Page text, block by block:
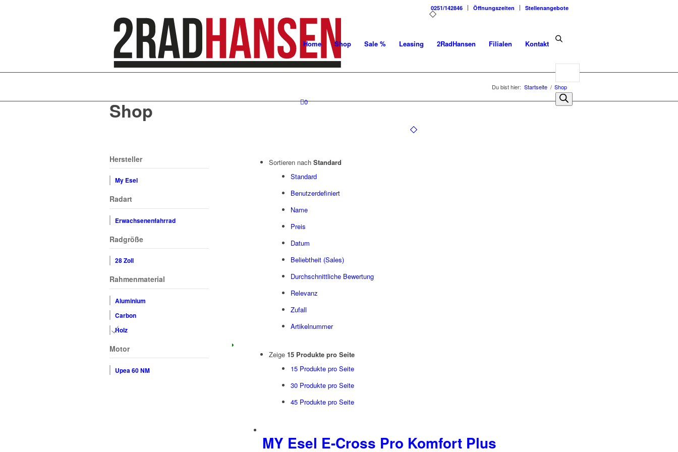
0251/142846 Öffnungszeiten Stellenangebote
Home Shop Sale % Leasing 2RadHansen Filialen Kontakt
Products
search
0
Du bist hier: Startseite / Shop
Shop
Sortieren nach Standard
Standard
Benutzerdefiniert
Name
Preis
Datum
Beliebtheit (Sales)
Durchschnittliche Bewertung
Relevanz
Zufall
Artikelnummer
Zeige 15 Produkte pro Seite
15 Produkte pro Seite
30 Produkte pro Seite
45 Produkte pro Seite
MY Esel E-Cross Pro Komfort Plus
Hersteller
My Esel
Radart
Erwachsenenfahrrad
Radgröße
28 Zoll
Rahmenmaterial
Aluminium
Carbon
Holz
Motor
Upea 60 NM